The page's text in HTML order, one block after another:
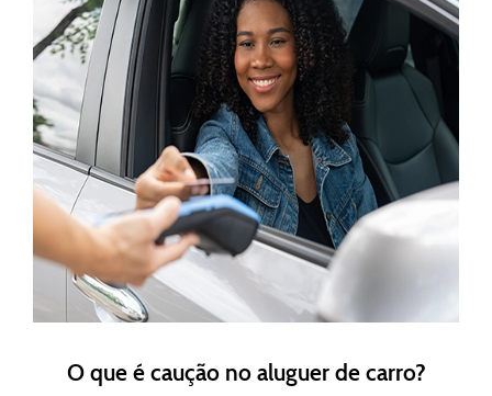
O que é caução no aluguer de carro?